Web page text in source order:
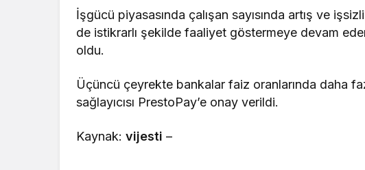
İşgücü piyasasında çalışan sayısında artış ve
de istikrarlı şekilde faaliyet göstermeye devam
oldu.
Üçüncü çeyrekte bankalar faiz oranlarında daha
sağlayıcısı PrestoPay’e onay verildi.
Kaynak:vijesti –